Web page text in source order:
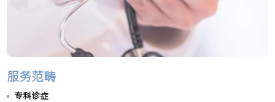
服务范畴
专科诊症